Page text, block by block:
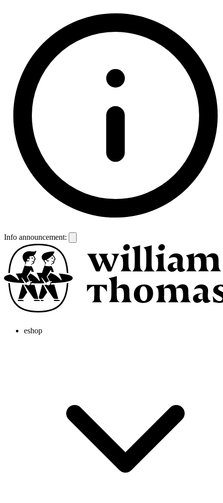
Info announcement:
eshop